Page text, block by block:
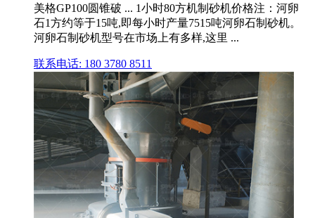
美格GP100圆锥破 ... 1小时80方机制砂机价格注：河卵
石1方约等于15吨,即每小时产量7515吨河卵石制砂机。
河卵石制砂机型号在市场上有多样,这里 ...
联系电话: 180 3780 8511